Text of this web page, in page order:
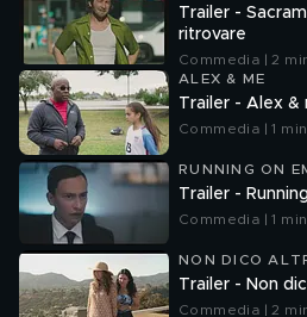
RITROVARE
Trailer -
ritrovare
Commedia | 2
ALEX & ME
Trailer - Alex &
Commedia | 1 min
RUNNING ON
Trailer -
Commedia | 1 min
NON DICO
Trailer - Non
Commedia | 2